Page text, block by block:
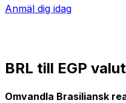
Anmäl dig idag
BRL till EGP
Omvandla Brasiliansk